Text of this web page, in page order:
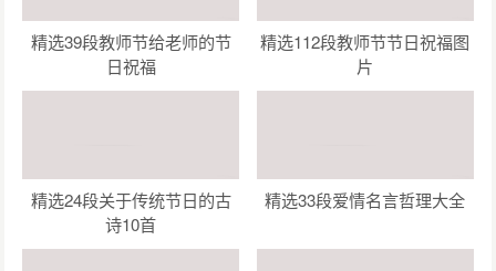
精选39段教师节给老师的节
日祝福
精选112段教师节节日祝福图
片
精选24段关于传统节日的古
诗10首
精选33段爱情名言哲理大全